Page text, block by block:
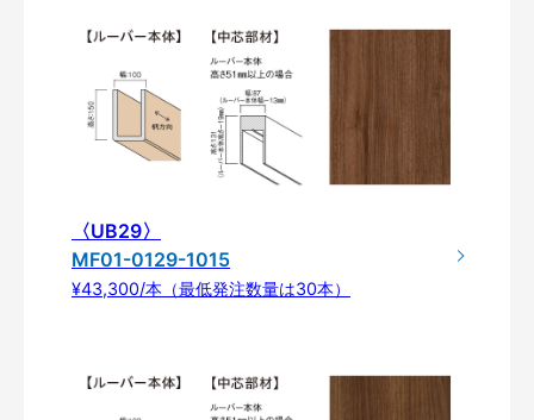
〈UB29〉
MF01-0129-1015
¥43,300/本（最低発注数量は30本）